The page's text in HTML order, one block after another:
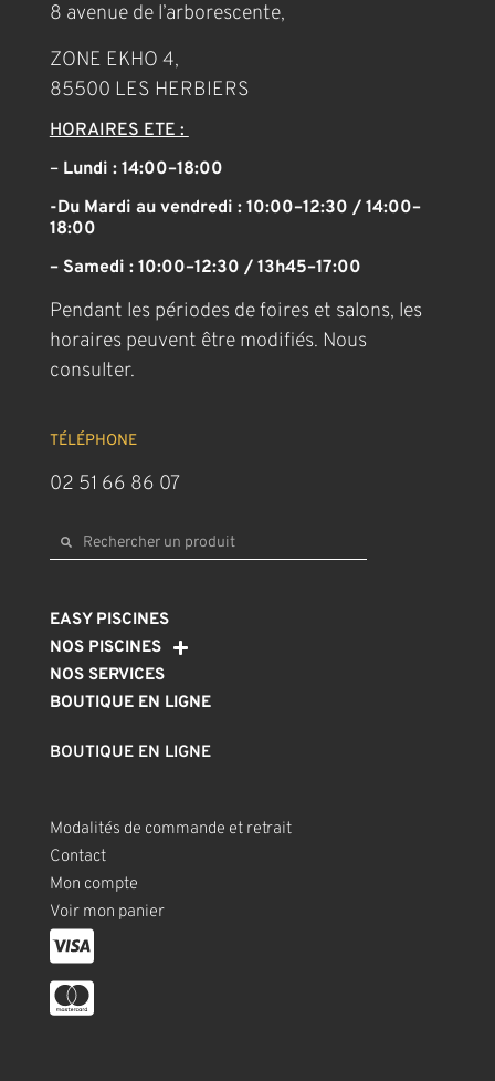
8 avenue de l’arborescente,
ZONE EKHO 4,
85500 LES HERBIERS
HORAIRES ETE :
–Lundi : 14:00–18:00
-Du Mardi au vendredi : 10:00–12:30 / 14:00–
18:00
– Samedi : 10:00–12:30 / 13h45–17:00
Pendant les périodes de foires et salons, les
horaires peuvent être modifiés. Nous
consulter.
TÉLÉPHONE
02 51 66 86 07
EASY PISCINES
NOS PISCINES
NOS SERVICES
BOUTIQUE EN LIGNE
BOUTIQUE EN LIGNE
Modalités de commande et retrait
Contact
Mon compte
Voir mon panier